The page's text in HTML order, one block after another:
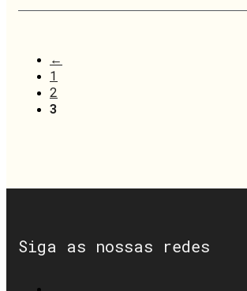
←
1
2
3
Siga as nossas redes